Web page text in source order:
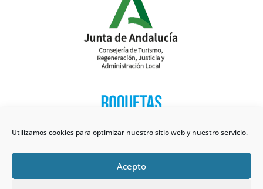
Utilizamos cookies para optimizar nuestro sitio web y nuestro servicio.
Acepto